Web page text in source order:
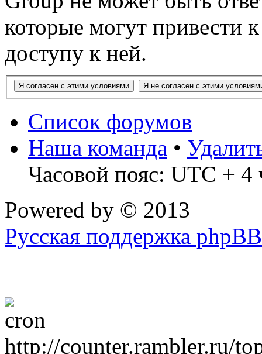
которые могут привести
доступу к ней.
Список форумов
Наша команда •
Часовой пояс: UTC + 4
Powered by © 2013
Русская поддержка phpBB
http://counter.rambler.ru/